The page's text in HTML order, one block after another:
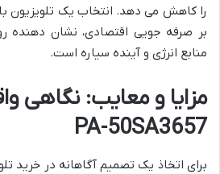
را کاهش می دهد. انتخاب یک تلویزیون
بر صرفه جویی اقتصادی، نشان دهنده
منابع انرژی و آینده سیاره است.
مزایا و معایب: نگاهی
PA-50SA3657
برای اتخاذ یک تصمیم آگاهانه در خرید